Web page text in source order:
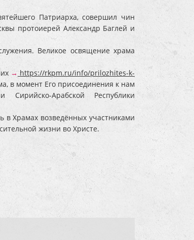
Патриарха, совершил чин
протоиерей Александр Баглей и
Великое освящение храма
→ https://rkpm.ru/info/prilozhites-k-
в момент Его присоединения к нам
Арабской Республики
Храмах возведённых участниками
жизни во Христе.